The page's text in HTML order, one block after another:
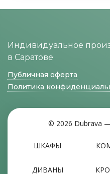
Индивидуальное
в Саратове
Публичная оферта
Политика
© 2026 Dubrava
ШКАФЫ
ДИВАНЫ